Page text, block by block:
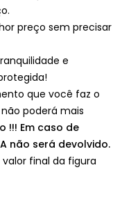
preço sem precisar
e
que você faz o
poderá mais
!!! Em caso de
não será devolvido.
valor final da figura